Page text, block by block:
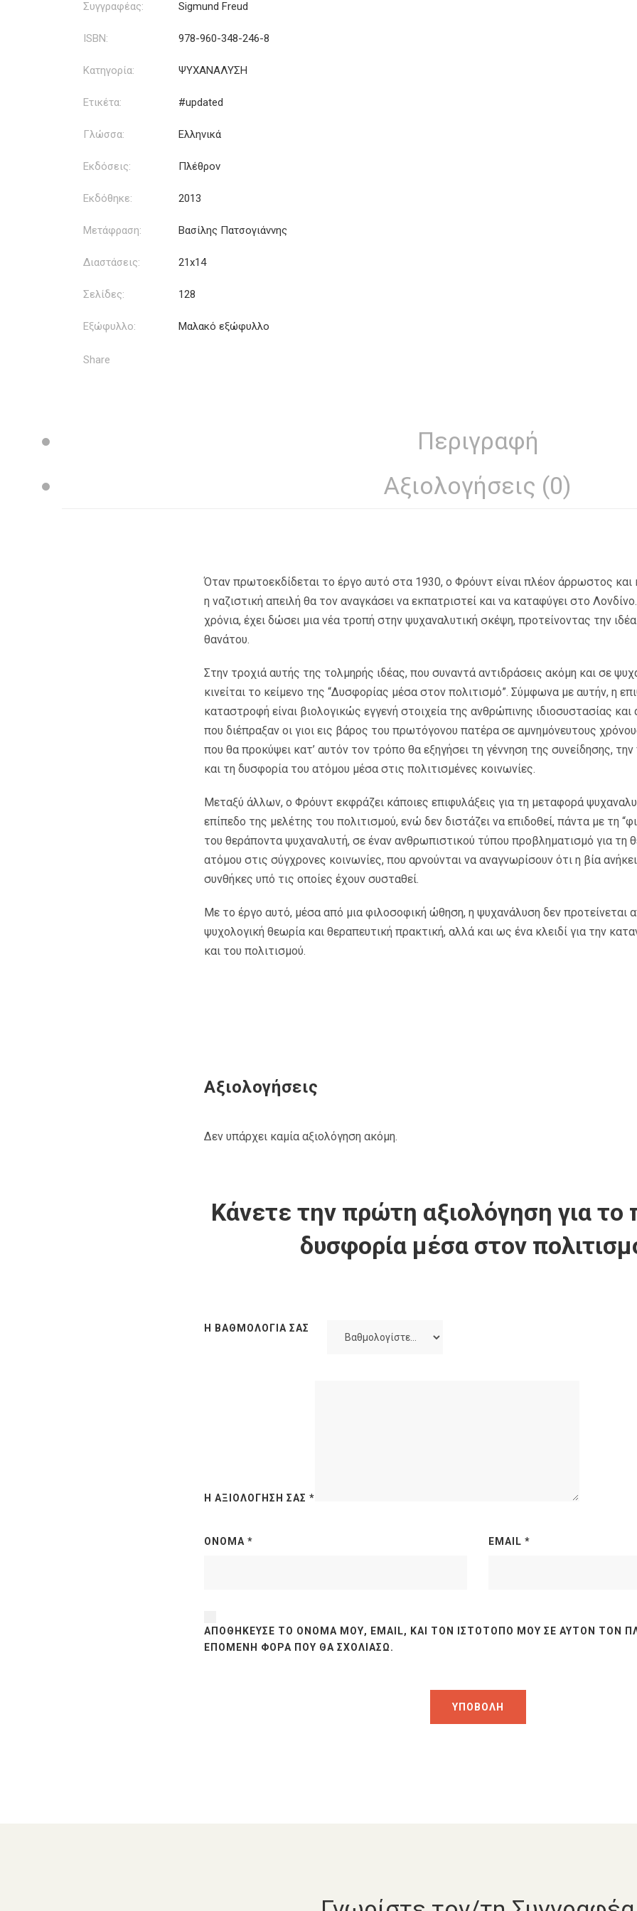
Συγγραφέας: Sigmund Freud
ISBN: 978-960-348-246-8
Κατηγορία: ΨΥΧΑΝΑΛΥΣΗ
Ετικέτα: #updated
Γλώσσα: Ελληνικά
Εκδόσεις: Πλέθρον
Εκδόθηκε: 2013
Μετάφραση: Βασίλης Πατσογιάννης
Διαστάσεις: 21x14
Σελίδες: 128
Εξώφυλλο: Μαλακό εξώφυλλο
Share
Περιγραφή
Αξιολογήσεις (0)
Όταν πρωτοεκδίδεται το έργο αυτό στα 1930, ο Φρόυντ είναι πλέον άρρωστος
η ναζιστική απειλή θα τον αναγκάσει να εκπατριστεί και να καταφύγει στο
χρόνια, έχει δώσει μια νέα τροπή στην ψυχαναλυτική σκέψη, προτείνοντας την
θανάτου.
Στην τροχιά αυτής της τολμηρής ιδέας, που συναντά αντιδράσεις ακόμη και σε
κινείται το κείμενο της “Δυσφορίας μέσα στον πολιτισμό”. Σύμφωνα με αυτήν, η
καταστροφή είναι βιολογικώς εγγενή στοιχεία της ανθρώπινης ιδιοσυστασίας
που διέπραξαν οι γιοι εις βάρος του πρωτόγονου πατέρα σε αμνημόνευτους
που θα προκύψει κατ’ αυτόν τον τρόπο θα εξηγήσει τη γέννηση της συνείδησης, την
και τη δυσφορία του ατόμου μέσα στις πολιτισμένες κοινωνίες.
Μεταξύ άλλων, ο Φρόυντ εκφράζει κάποιες επιφυλάξεις για τη μεταφορά
επίπεδο της μελέτης του πολιτισμού, ενώ δεν διστάζει να επιδοθεί, πάντα με τη
του θεράποντα ψυχαναλυτή, σε έναν ανθρωπιστικού τύπου προβληματισμό για τη
ατόμου στις σύγχρονες κοινωνίες, που αρνούνται να αναγνωρίσουν ότι η βία
συνθήκες υπό τις οποίες έχουν συσταθεί.
Με το έργο αυτό, μέσα από μια φιλοσοφική ώθηση, η ψυχανάλυση δεν προτείνεται
ψυχολογική θεωρία και θεραπευτική πρακτική, αλλά και ως ένα κλειδί για την
και του πολιτισμού.
Αξιολογήσεις
Δεν υπάρχει καμία αξιολόγηση ακόμη.
Κάνετε την πρώτη αξιολόγηση για το
δυσφορία μέσα στον
Η ΒΑΘΜΟΛΟΓΊΑ ΣΑΣ
Η ΑΞΙΟΛΌΓΗΣΉ ΣΑΣ *
ΌΝΟΜΑ * EMAIL *
ΑΠΟΘΉΚΕΥΣΕ ΤΟ ΌΝΟΜΆ ΜΟΥ, EMAIL, ΚΑΙ ΤΟΝ ΙΣΤΌΤΟΠΟ ΜΟΥ ΣΕ ΑΥΤΌΝ ΤΟΝ
ΕΠΌΜΕΝΗ ΦΟΡΆ ΠΟΥ ΘΑ ΣΧΟΛΙΆΣΩ.